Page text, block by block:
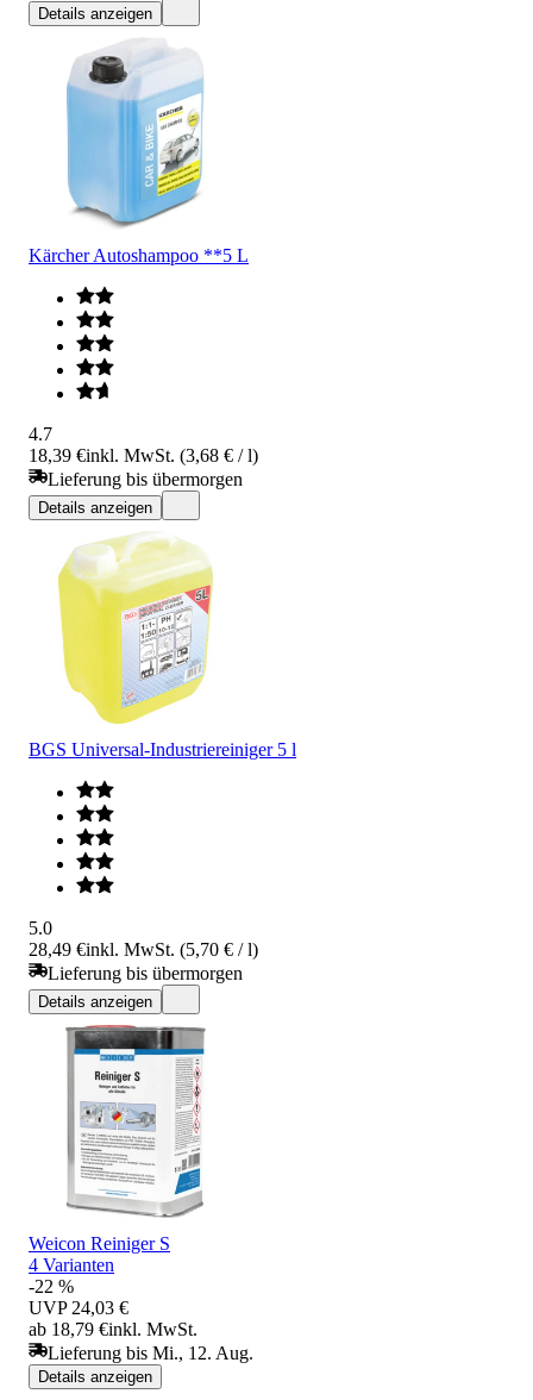
Details anzeigen
Kärcher Autoshampoo **5 L
4.7
18,39 €inkl. MwSt. (3,68 € / l)
Lieferung bis übermorgen
Details anzeigen
BGS Universal-Industriereiniger 5 l
5.0
28,49 €inkl. MwSt. (5,70 € / l)
Lieferung bis übermorgen
Details anzeigen
Weicon Reiniger S
4 Varianten
-22 %
UVP 24,03 €
ab 18,79 €inkl. MwSt.
Lieferung bis Mi., 12. Aug.
Details anzeigen